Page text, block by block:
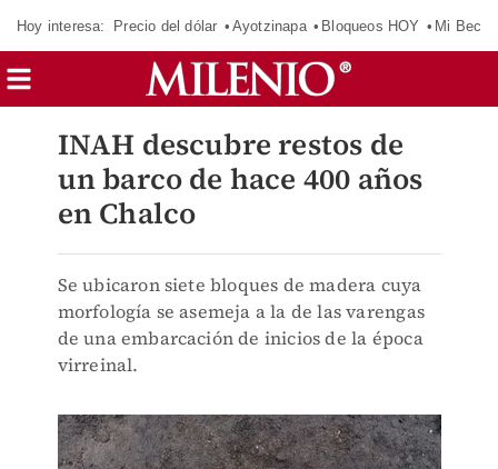
Hoy interesa: Precio del dólar Ayotzinapa Bloqueos HOY Mi Beca
INAH descubre restos de
un barco de hace 400 años
en Chalco
Se ubicaron siete bloques de madera cuya
morfología se asemeja a la de las varengas
de una embarcación de inicios de la época
virreinal.